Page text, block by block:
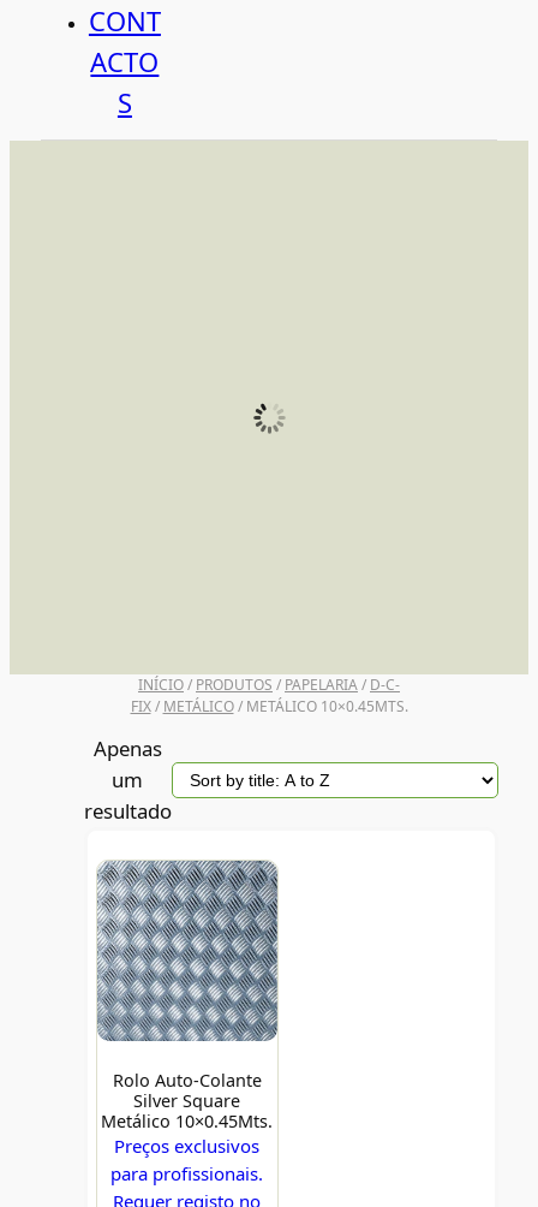
CONT
ACTO
S
INÍCIO/ PRODUTOS / PAPELARIA/ D-C-
FIX/ METÁLICO/ METÁLICO 10×0.45MTS.
Apenas
um
resultado
Rolo Auto-Colante
Silver Square
Metálico 10×0.45Mts.
Preços exclusivos
para profissionais.
Requer registo no